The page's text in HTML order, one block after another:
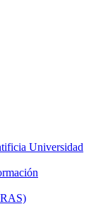
Universidad